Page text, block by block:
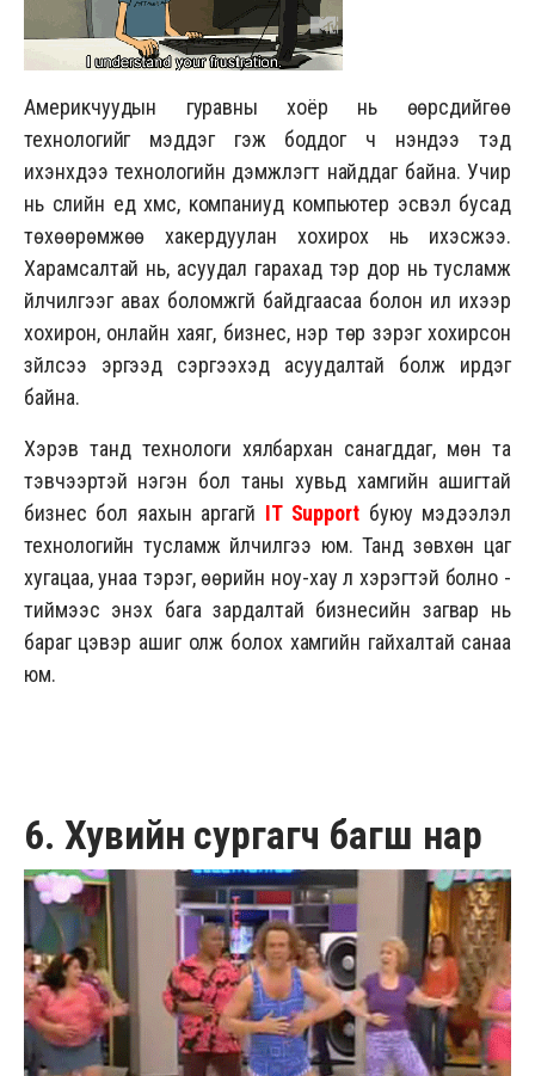
Америкчуудын гуравны хоёр нь өөрсдийгөө
технологийг мэддэг гэж боддог ч үнэндээ тэд
ихэнхдээ технологийн дэмжлэгт найддаг байна. Учир
нь сүүлийн үед хүмүүс, компаниуд компьютер эсвэл бусад
төхөөрөмжөө хакердуулан хохирох нь ихэсжээ.
Харамсалтай нь, асуудал гарахад тэр дор нь тусламж
үйлчилгээг авах боломжгүй байдгаасаа болон илүү ихээр
хохирон, онлайн хаяг, бизнес, нэр төр зэрэг хохирсон
зүйлсээ эргээд сэргээхэд асуудалтай болж ирдэг
байна.
Хэрэв танд технологи хялбархан санагддаг, мөн та
тэвчээртэй нэгэн бол таны хувьд хамгийн ашигтай
бизнес бол яахын аргагүй IT Support буюу мэдээлэл
технологийн тусламж үйлчилгээ юм. Танд зөвхөн цаг
хугацаа, унаа тэрэг, өөрийн ноу-хау л хэрэгтэй болно -
тиймээс энэхүү бага зардалтай бизнесийн загвар нь
бараг цэвэр ашиг олж болох хамгийн гайхалтай санаа
юм.
6. Хувийн сургагч багш нар